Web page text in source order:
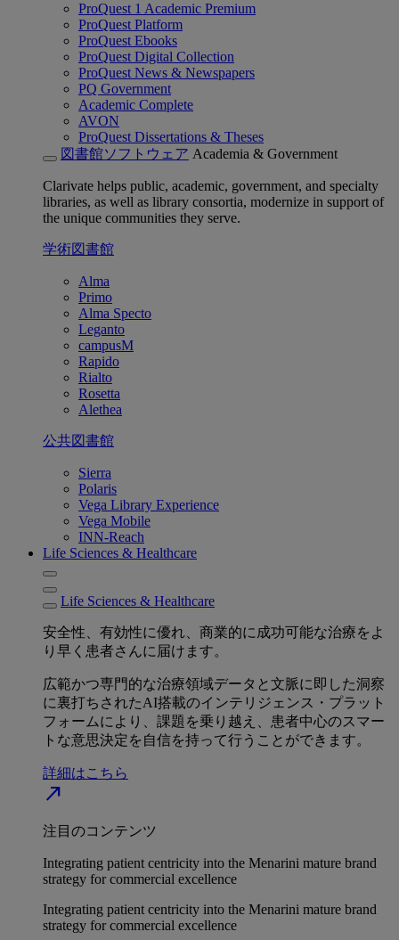
ProQuest 1 Academic Premium
ProQuest Platform
ProQuest Ebooks
ProQuest Digital Collection
ProQuest News & Newspapers
PQ Government
Academic Complete
AVON
ProQuest Dissertations & Theses
図書館ソフトウェア Academia & Government
Clarivate helps public, academic, government, and specialty
libraries, as well as library consortia, modernize in support of
the unique communities they serve.
学術図書館
Alma
Primo
Alma Specto
Leganto
campusM
Rapido
Rialto
Rosetta
Alethea
公共図書館
Sierra
Polaris
Vega Library Experience
Vega Mobile
INN-Reach
Life Sciences & Healthcare
Life Sciences & Healthcare
安全性、有効性に優れ、商業的に成功可能な治療をよ
り早く患者さんに届けます。
広範かつ専門的な治療領域データと文脈に即した洞察
に裏打ちされたAI搭載のインテリジェンス・プラット
フォームにより、課題を乗り越え、患者中心のスマー
トな意思決定を自信を持って行うことができます。
詳細はこちら
north_east
注目のコンテンツ
Integrating patient centricity into the Menarini mature brand
strategy for commercial excellence
Integrating patient centricity into the Menarini mature brand
strategy for commercial excellence